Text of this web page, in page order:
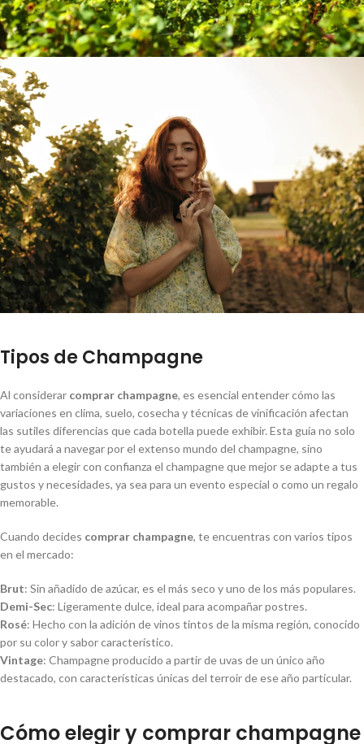
Tipos de Champagne
Al considerar comprar champagne, es esencial entender cómo las
variaciones en clima, suelo, cosecha y técnicas de vinificación afectan
las sutiles diferencias que cada botella puede exhibir. Esta guía no solo
te ayudará a navegar por el extenso mundo del champagne, sino
también a elegir con confianza el champagne que mejor se adapte a tus
gustos y necesidades, ya sea para un evento especial o como un regalo
memorable.
Cuando decides comprar champagne, te encuentras con varios tipos
en el mercado:
Brut: Sin añadido de azúcar, es el más seco y uno de los más populares.
Demi-Sec: Ligeramente dulce, ideal para acompañar postres.
Rosé: Hecho con la adición de vinos tintos de la misma región, conocido
por su color y sabor característico.
Vintage: Champagne producido a partir de uvas de un único año
destacado, con características únicas del terroir de ese año particular.
Cómo elegir y comprar champagne